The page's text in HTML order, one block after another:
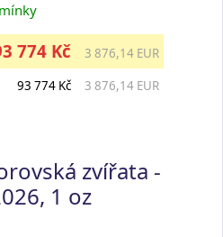
774 Kč
3 876,14 EUR
93 774 Kč 3 876,14 EUR
zvířata -
1 oz